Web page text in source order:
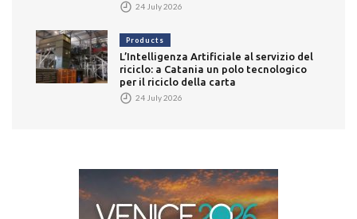
24 July 2026
Products
L’Intelligenza Artificiale al servizio del
riciclo: a Catania un polo tecnologico
per il riciclo della carta
24 July 2026